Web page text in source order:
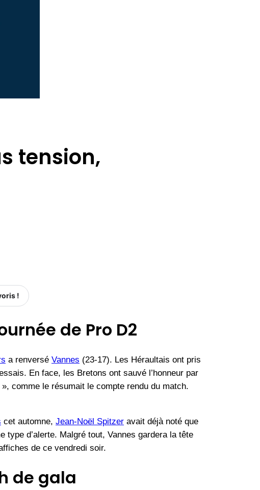
tension,
!
de Pro D2
a renversé Vannes (23-17). Les Héraultais ont pris
En face, les Bretons ont sauvé l’honneur par
comme le résumait le compte rendu du match.
cet automne, Jean-Noël Spitzer avait déjà noté que
d’alerte. Malgré tout, Vannes gardera la tête
de ce vendredi soir.
de gala